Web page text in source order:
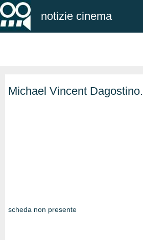
notizie cinema
Michael Vincent Dagostino.
scheda non presente